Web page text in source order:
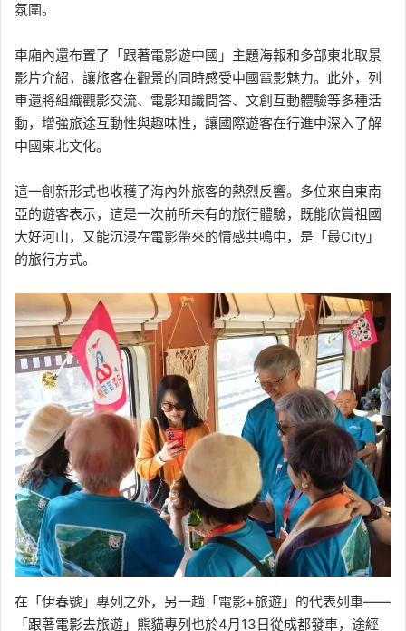
氛圍。
車廂內還布置了「跟著電影遊中國」主題海報和多部東北取景
影片介紹，讓旅客在觀景的同時感受中國電影魅力。此外，列
車還將組織觀影交流、電影知識問答、文創互動體驗等多種活
動，增強旅途互動性與趣味性，讓國際遊客在行進中深入了解
中國東北文化。
這一創新形式也收穫了海內外旅客的熱烈反響。多位來自東南
亞的遊客表示，這是一次前所未有的旅行體驗，既能欣賞祖國
大好河山，又能沉浸在電影帶來的情感共鳴中，是「最City」
的旅行方式。
在「伊春號」專列之外，另一趟「電影+旅遊」的代表列車——
「跟著電影去旅遊」熊貓專列也於4月13日從成都發車，途經